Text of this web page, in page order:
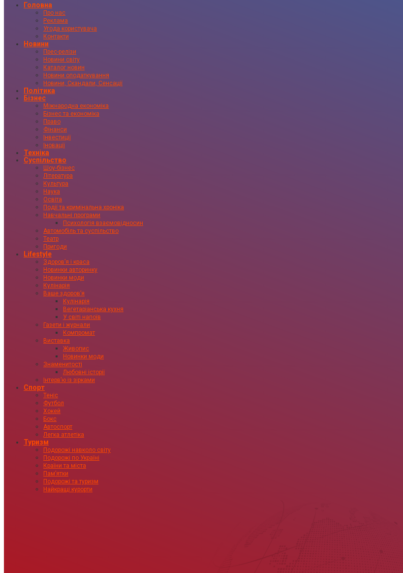
Головна
Про нас
Реклама
Угода користувача
Контакти
Новини
Прес-релізи
Новини світу
Каталог новин
Новини оподаткування
Новини, Скандали, Сенсації
Політика
Бізнес
Міжнародна економіка
Бізнес та економіка
Право
Фінанси
Інвестиції
Іновації
Техніка
Суспільство
Шоу-бізнес
Література
Культура
Наука
Освіта
Події та кримінальна хроніка
Навчальні програми
Психологія взаємовідносин
Автомобіль та суспільство
Театр
Пригоди
Lifestyle
Здоровʼя і краса
Новинки авторинку
Новинки моди
Кулінарія
Ваше здоровʼя
Кулінарія
Вегетаріанська кухня
У світі напоїв
Газети і журнали
Компромат
Виставка
Живопис
Новинки моди
Знаменитості
Любовні історії
Інтервʼю із зірками
Спорт
Теніс
Футбол
Хокей
Бокс
Автоспорт
Легка атлетіка
Туризм
Подорожі навколо світу
Подорожі по Україні
Країни та міста
Пам’ятки
Подорожі та туризм
Найкращі курорти